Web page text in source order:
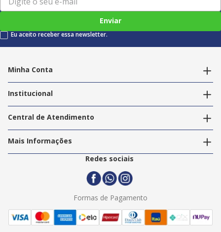
Enviar
Eu aceito receber essa newsletter.
Minha Conta
Editar endereços
Institucional
Nossas Lojas
Trabalhe Conosco
Central de Atendimento
Política de Privacidade
Termos e Condições
Politica de Entrega
Mais Informações
2ª Via Nota Fiscal
Redes sociais
Formas de Pagamento